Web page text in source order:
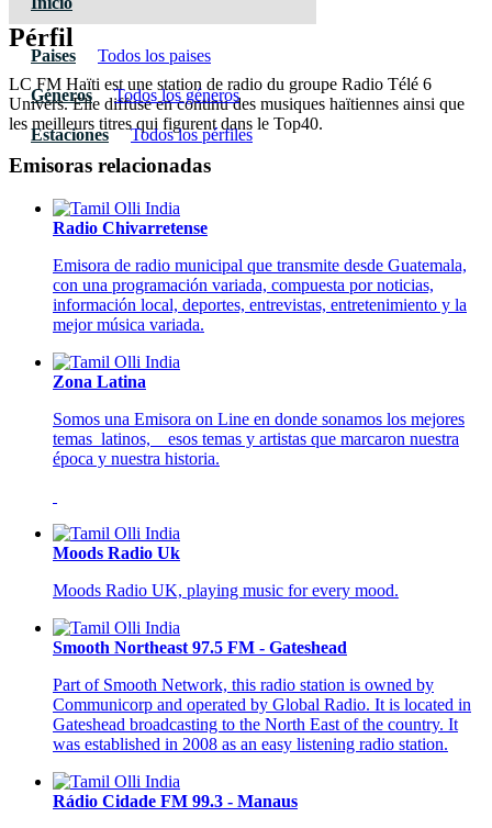
Paises Todos los paises
Géneros Todos los géneros
Estaciones Todos los pérfiles
Pérfil
LC FM Haïti est une station de radio du groupe Radio Télé 6
Univers. Elle diffuse en continu des musiques haïtiennes ainsi que
les meilleurs titres qui figurent dans le Top40.
Emisoras relacionadas
Radio Chivarretense
Emisora de radio municipal que transmite desde Guatemala,
con una programación variada, compuesta por noticias,
información local, deportes, entrevistas, entretenimiento y la
mejor música variada.
Zona Latina
Somos una Emisora on Line en donde sonamos los mejores
temas latinos, esos temas y artistas que marcaron nuestra
época y nuestra historia.
Moods Radio Uk
Moods Radio UK, playing music for every mood.
Smooth Northeast 97.5 FM - Gateshead
Part of Smooth Network, this radio station is owned by
Communicorp and operated by Global Radio. It is located in
Gateshead broadcasting to the North East of the country. It
was established in 2008 as an easy listening radio station.
Rádio Cidade FM 99.3 - Manaus